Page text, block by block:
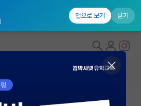
앱으로 보기 닫기